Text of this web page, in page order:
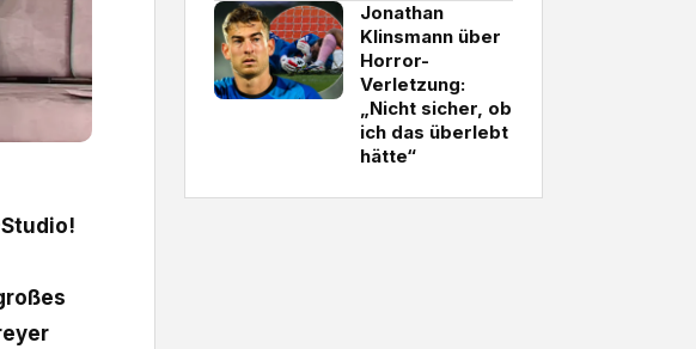
Jonathan
Klinsmann über
Horror-
Verletzung:
„Nicht sicher, ob
ich das überlebt
hätte“